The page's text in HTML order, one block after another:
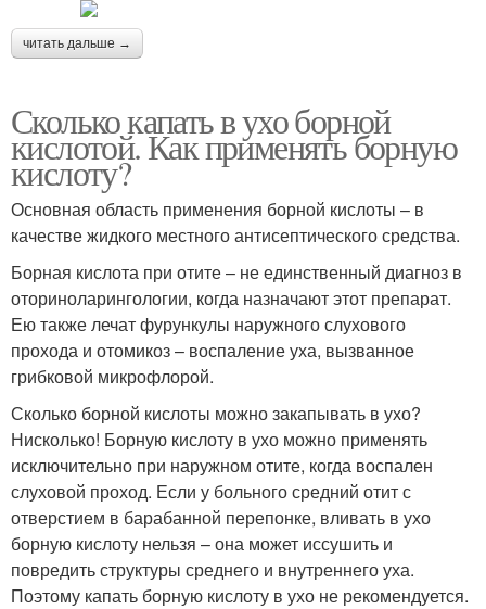
читать дальше →
Сколько капать в ухо борной
кислотой. Как применять борную
кислоту?
Основная область применения борной кислоты – в
качестве жидкого местного антисептического средства.
Борная кислота при отите – не единственный диагноз в
оториноларингологии, когда назначают этот препарат.
Ею также лечат фурункулы наружного слухового
прохода и отомикоз – воспаление уха, вызванное
грибковой микрофлорой.
Сколько борной кислоты можно закапывать в ухо?
Нисколько! Борную кислоту в ухо можно применять
исключительно при наружном отите, когда воспален
слуховой проход. Если у больного средний отит с
отверстием в барабанной перепонке, вливать в ухо
борную кислоту нельзя – она может иссушить и
повредить структуры среднего и внутреннего уха.
Поэтому капать борную кислоту в ухо не рекомендуется.